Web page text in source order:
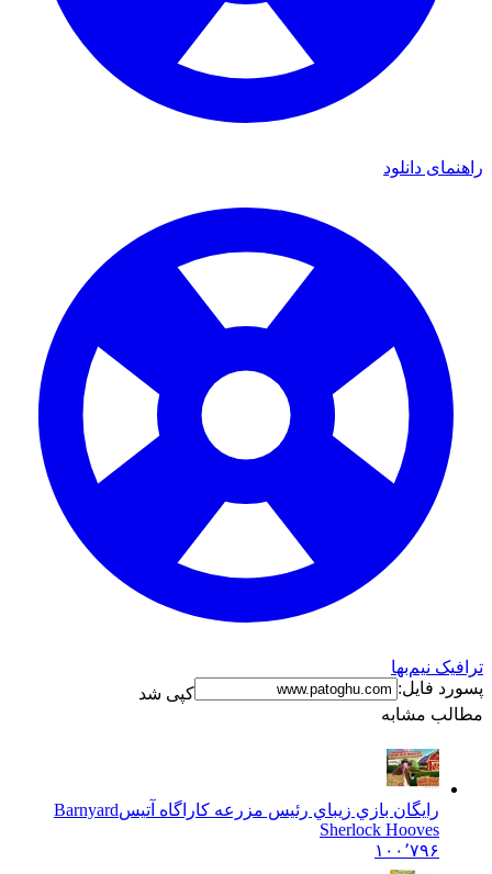
راهنمای دانلود
ترافیک نیم‌بها
پسورد فایل:
کپی شد
مطالب مشابه
رايگان بازي زيباي رئيس مزرعه کاراگاه آتيسBarnyard
Sherlock Hooves
۱۰۰٬۷۹۶